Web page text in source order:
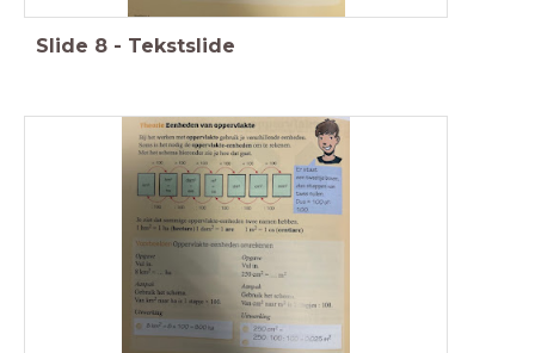
Slide 8 - Tekstslide